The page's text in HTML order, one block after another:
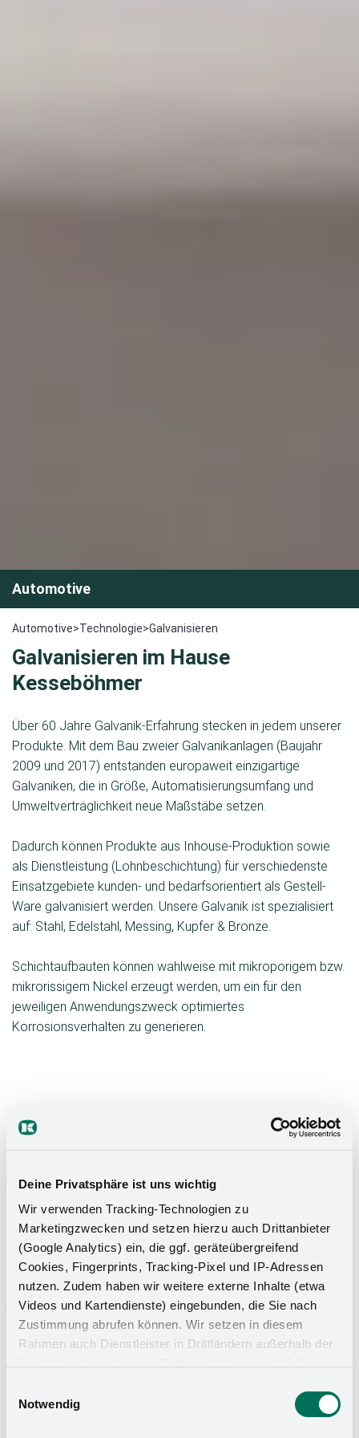
Deine Privatsphäre ist uns wichtig
Wir verwenden Tracking-Technologien zu
Marketingzwecken und setzen hierzu auch Drittanbieter
(Google Analytics) ein, die ggf. geräteübergreifend
Cookies, Fingerprints, Tracking-Pixel und IP-Adressen
nutzen. Zudem haben wir weitere externe Inhalte (etwa
Videos und Kartendienste) eingebunden, die Sie nach
Zustimmung abrufen können. Wir setzen in diesem
Rahmen auch Dienstleister in Drittländern außerhalb der
zu Sicherheits- und Überwachungszwecken zugreifen,
Notwendig
Automotive
Automotive>Technologie>Galvanisieren
Galvanisieren im Hause
Kesseböhmer
Über 60 Jahre Galvanik-Erfahrung stecken in jedem unserer
Produkte. Mit dem Bau zweier Galvanikanlagen (Baujahr
2009 und 2017) entstanden europaweit einzigartige
Galvaniken, die in Größe, Automatisierungsumfang und
Umweltverträglichkeit neue Maßstäbe setzen.
Dadurch können Produkte aus Inhouse-Produktion sowie
als Dienstleistung (Lohnbeschichtung) für verschiedenste
Einsatzgebiete kunden- und bedarfsorientiert als Gestell-
Ware galvanisiert werden. Unsere Galvanik ist spezialisiert
auf: Stahl, Edelstahl, Messing, Kupfer & Bronze.
Schichtaufbauten können wahlweise mit mikroporigem bzw.
mikrorissigem Nickel erzeugt werden, um ein für den
jeweiligen Anwendungszweck optimiertes
Korrosionsverhalten zu generieren.